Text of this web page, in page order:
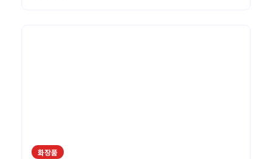
화장품